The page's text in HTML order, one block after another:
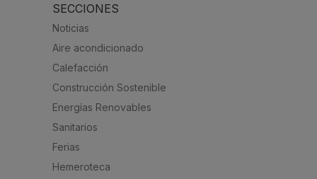
SECCIONES
Noticias
Aire acondicionado
Calefacción
Construcción Sostenible
Energías Renovables
Sanitarios
Ferias
Hemeroteca